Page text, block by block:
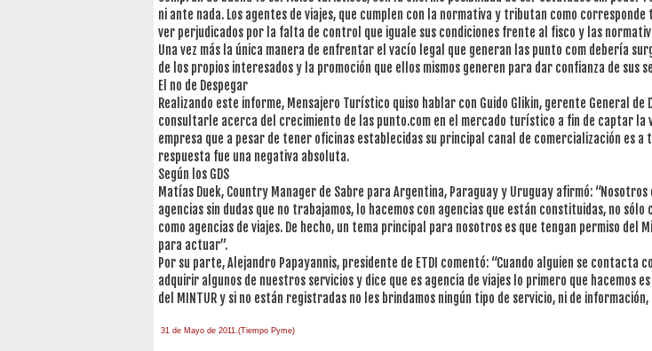
ni ante nada. Los agentes de viajes, que cumplen con la normativa y tributan como corresponde
ver perjudicados por la falta de control que iguale sus condiciones frente al fisco y las
Una vez más la única manera de enfrentar el vacío legal que generan las punto com debería
de los propios interesados y la promoción que ellos mismos generen para dar confianza de sus
El no de Despegar
Realizando este informe, Mensajero Turístico quiso hablar con Guido Glikin, gerente General de
consultarle acerca del crecimiento de las punto.com en el mercado turístico a fin de captar la
empresa que a pesar de tener oficinas establecidas su principal canal de comercialización es a
respuesta fue una negativa absoluta.
Según los GDS
Matías Duek, Country Manager de Sabre para Argentina, Paraguay y Uruguay afirmó: “Nosotros
agencias sin dudas que no trabajamos, lo hacemos con agencias que están constituidas, no sólo
como agencias de viajes. De hecho, un tema principal para nosotros es que tengan permiso del
para actuar”.
Por su parte, Alejandro Papayannis, presidente de ETDI comentó: “Cuando alguien se contacta
adquirir algunos de nuestros servicios y dice que es agencia de viajes lo primero que hacemos
del MINTUR y si no están registradas no les brindamos ningún tipo de servicio, ni de información,
31 de Mayo de 2011.(Tiempo Pyme)